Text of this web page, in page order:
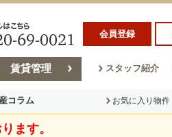
会員登録
賃貸管理 スタッフ紹介
コラム
ム
お気に入り物件
ます。